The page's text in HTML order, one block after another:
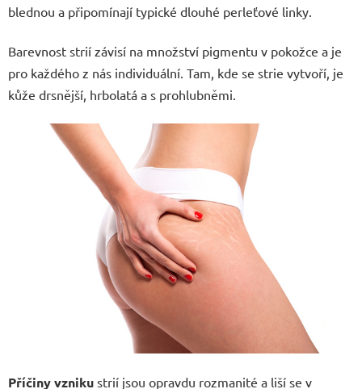
blednou a připomínají typické dlouhé perleťové linky.
Barevnost strií závisí na množství pigmentu v pokožce a je
pro každého z nás individuální. Tam, kde se strie vytvoří, je
kůže drsnější, hrbolatá a s prohlubněmi.
Příčiny vzniku strií jsou opravdu rozmanité a liší se v